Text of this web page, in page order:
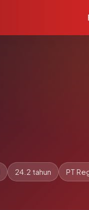
24.2 tahun PT